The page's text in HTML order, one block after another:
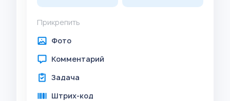
Прикрепить
Фото
Комментарий
Задача
Штрих-код